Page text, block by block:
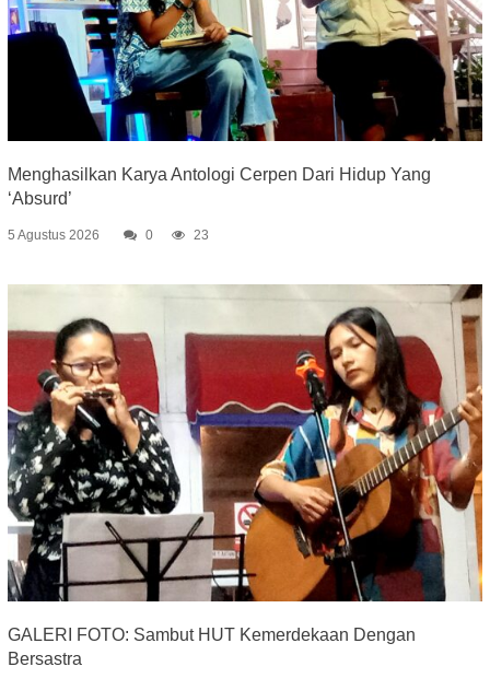
Menghasilkan Karya Antologi Cerpen Dari Hidup Yang
‘Absurd’
5 Agustus 2026 0 23
GALERI FOTO: Sambut HUT Kemerdekaan Dengan
Bersastra